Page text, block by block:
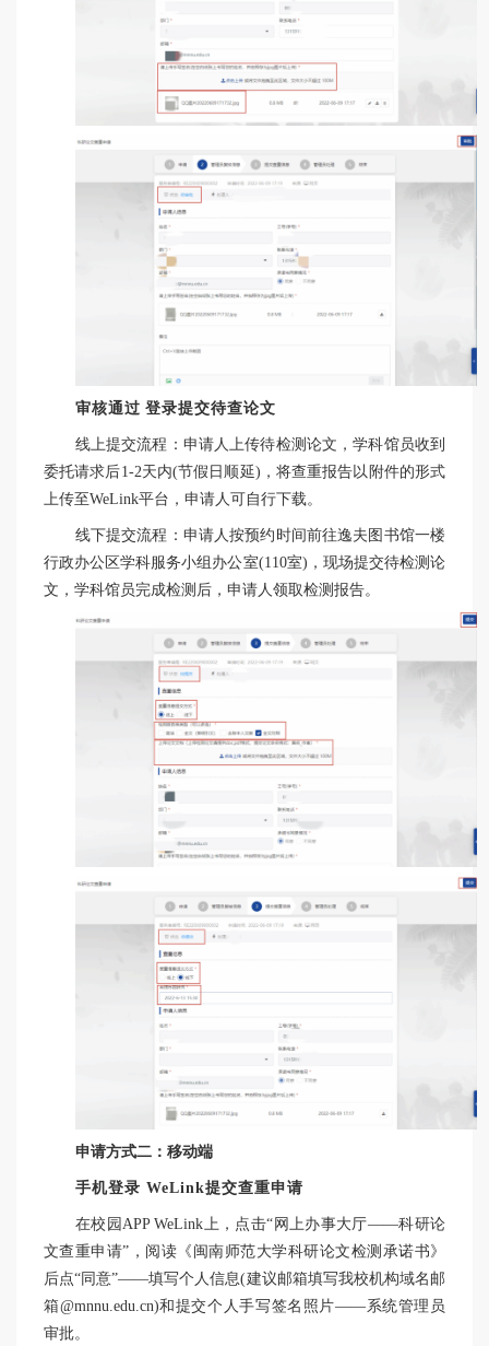
审核通过 登录提交待查论文
线上提交流程：申请人上传待检测论文，学科馆员收到
委托请求后1-2天内(节假日顺延)，将查重报告以附件的形式
上传至WeLink平台，申请人可自行下载。
线下提交流程：申请人按预约时间前往逸夫图书馆一楼
行政办公区学科服务小组办公室(110室)，现场提交待检测论
文，学科馆员完成检测后，申请人领取检测报告。
申请方式二：移动端
手机登录 WeLink提交查重申请
在校园APP WeLink上，点击“网上办事大厅——科研论
文查重申请”，阅读《闽南师范大学科研论文检测承诺书》
后点“同意”——填写个人信息(建议邮箱填写我校机构域名邮
箱@mnnu.edu.cn)和提交个人手写签名照片——系统管理员
审批。